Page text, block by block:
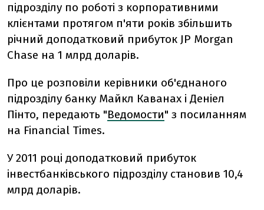
підрозділу по роботі з корпоративними
клієнтами протягом п'яти років збільшить
річний доподатковий прибуток JP Morgan
Chase на 1 млрд доларів.
Про це розповіли керівники об'єднаного
підрозділу банку Майкл Каванах і Деніел
Пінто, передають "Ведомости" з посиланням
на Financial Times.
У 2011 році доподатковий прибуток
інвестбанківського підрозділу становив 10,4
млрд доларів.